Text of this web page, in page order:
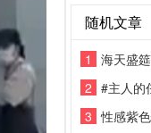
随机文章
1
海天盛
2 #主人的
3 性感紫